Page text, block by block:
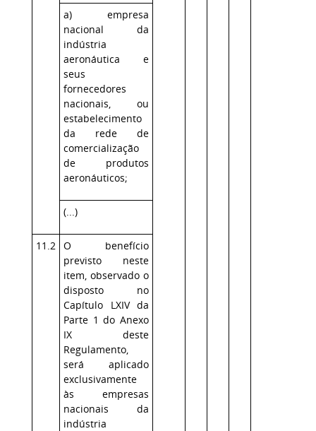
a) empresa
nacional da
indústria
aeronáutica e
seus
fornecedores
nacionais, ou
estabelecimento
da rede de
comercialização
de produtos
aeronáuticos;
(...)
11.2 O benefício
previsto neste
item, observado o
disposto no
Capítulo LXIV da
Parte 1 do Anexo
IX deste
Regulamento,
será aplicado
exclusivamente
às empresas
nacionais da
indústria